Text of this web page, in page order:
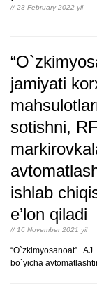
// 23 February 2022 yil
jamiyati
sotishni,
ishlab
eʼlon qiladi
// 16 November 2021 yil
“O`zkimyosanoat”
bo`yicha